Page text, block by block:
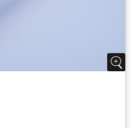
Resettable Circuit
示使用超過最大容量,請
閉,等一分鐘後再
, 同時斷電器內置紅燈可